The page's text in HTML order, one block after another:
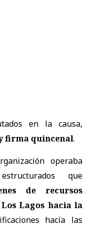
en la causa,
firma quincenal.
operaba
que
de recursos
Lagos hacia la
hacía las